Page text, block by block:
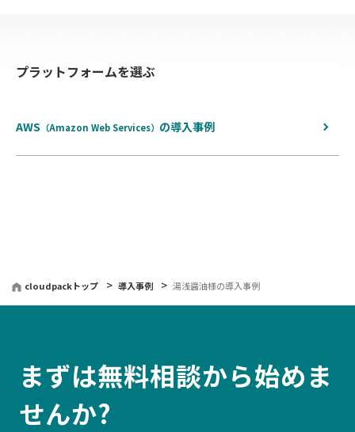
プラットフォームを選ぶ
AWS （Amazon Web Services） の導入事例
cloudpackトップ 導入事例 湯浅醤油様の導入事例
まずは無料相談から始めま
せんか?